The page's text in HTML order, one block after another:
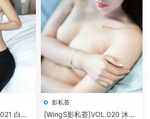
白微
影私荟
[WingS影私荟]VOL.020 沐若